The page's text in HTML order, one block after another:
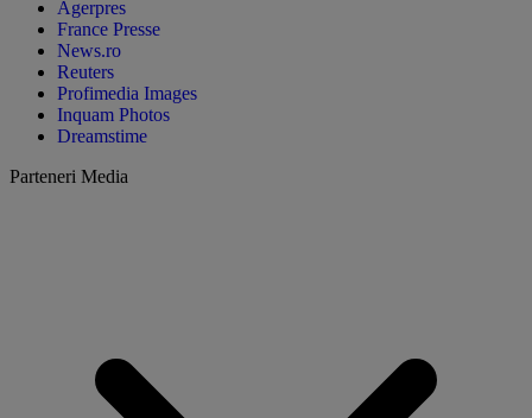
Agerpres
France Presse
News.ro
Reuters
Profimedia Images
Inquam Photos
Dreamstime
Parteneri Media